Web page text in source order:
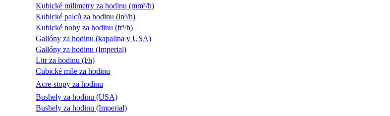
Kubické milimetry za hodinu (mm³/h)
Kubické palců za hodinu (in³/h)
Kubické nohy za hodinu (ft³/h)
Gallóny za hodinu (kapalina v USA)
Gallóny za hodinu (Imperial)
Litr za hodinu (l/h)
Cubické míle za hodinu
Acre-stopy za hodinu
Bushely za hodinu (USA)
Bushely za hodinu (Imperial)